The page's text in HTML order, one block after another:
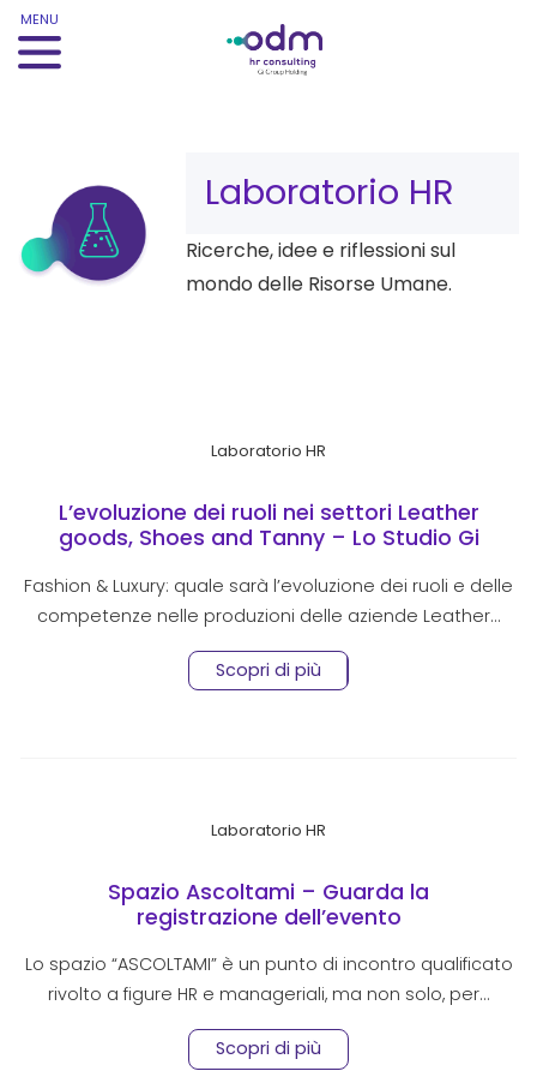
MENU
Kategorie:
Laboratorio HR
Ricerche, idee e riflessioni sul
mondo delle Risorse Umane.
Laboratorio HR
L’evoluzione dei ruoli nei settori Leather
goods, Shoes and Tanny – Lo Studio Gi
Fashion & Luxury: quale sarà l’evoluzione dei ruoli e delle
competenze nelle produzioni delle aziende Leather…
Scopri di più
Laboratorio HR
Spazio Ascoltami – Guarda la
registrazione dell’evento
Lo spazio “ASCOLTAMI” è un punto di incontro qualificato
rivolto a figure HR e manageriali, ma non solo, per…
Scopri di più